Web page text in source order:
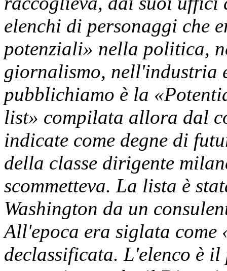
elenchi di personaggi che
potenziali» nella politica,
giornalismo, nell'industria
pubblichiamo è la
list» compilata allora dal
indicate come degne di
della classe dirigente
scommetteva. La lista è
Washington da un
All'epoca era siglata come
declassificata. L'elenco è